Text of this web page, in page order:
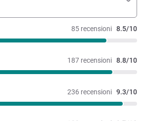
85 recensioni 8.5/10
187 recensioni 8.8/10
236 recensioni 9.3/10